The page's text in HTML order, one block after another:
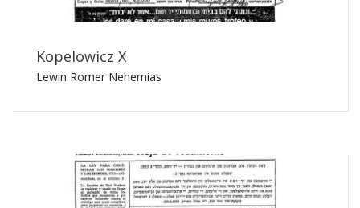
Kopelowicz X
Lewin Romer Nehemias